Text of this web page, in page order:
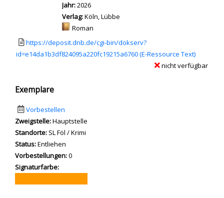
Jahr:2026
Verlag:Köln, Lübbe
Mediengruppe:
Roman
Link zu einem externen Medieninhalt - wird in neuem Tab geöffnet
https://deposit.dnb.de/cgi-bin/dokserv?
id=e14da1b3df824095a220fc19215a6760 (E-Ressource Text)
nicht verfügbar
Exemplare
Vorbestellen
Zweigstelle:Hauptstelle
Standorte: SL Föl / Krimi
Status:Entliehen
Vorbestellungen:0
Signaturfarbe: